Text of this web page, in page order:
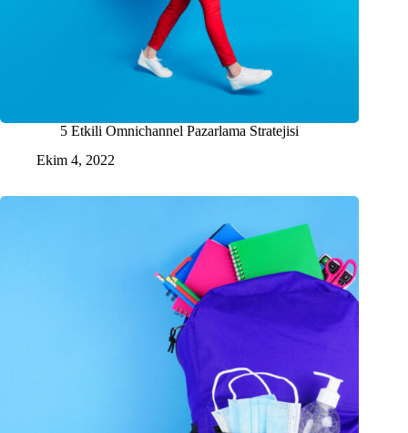
5 Etkili Omnichannel Pazarlama Stratejisi
Ekim 4, 2022